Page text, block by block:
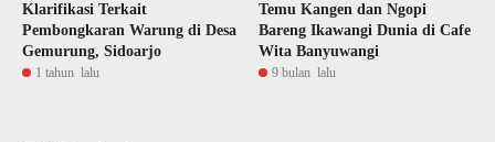
Klarifikasi Terkait
Pembongkaran Warung di Desa
Gemurung, Sidoarjo
1 tahun lalu
Temu Kangen dan Ngopi
Bareng Ikawangi Dunia di Cafe
Wita Banyuwangi
9 bulan lalu